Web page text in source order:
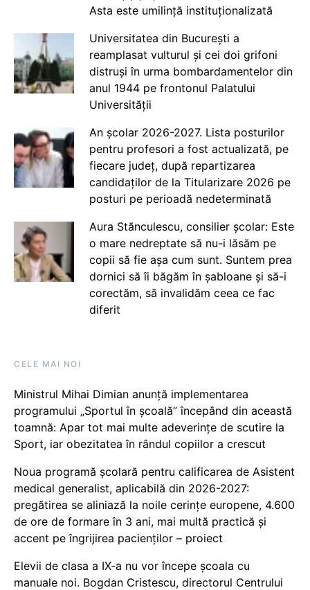
Asta este umilință instituționalizată
Universitatea din București a
reamplasat vulturul și cei doi grifoni
distruși în urma bombardamentelor din
anul 1944 pe frontonul Palatului
Universității
An școlar 2026-2027. Lista posturilor
pentru profesori a fost actualizată, pe
fiecare județ, după repartizarea
candidaților de la Titularizare 2026 pe
posturi pe perioadă nedeterminată
Aura Stănculescu, consilier școlar: Este
o mare nedreptate să nu-i lăsăm pe
copii să fie așa cum sunt. Suntem prea
dornici să îi băgăm în șabloane și să-i
corectăm, să invalidăm ceea ce fac
diferit
CELE MAI NOI
Ministrul Mihai Dimian anunță implementarea
programului „Sportul în școală” începând din această
toamnă: Apar tot mai multe adeverințe de scutire la
Sport, iar obezitatea în rândul copiilor a crescut
Noua programă școlară pentru calificarea de Asistent
medical generalist, aplicabilă din 2026-2027:
pregătirea se aliniază la noile cerințe europene, 4.600
de ore de formare în 3 ani, mai multă practică și
accent pe îngrijirea pacienților – proiect
Elevii de clasa a IX-a nu vor începe școala cu
manuale noi. Bogdan Cristescu, directorul Centrului